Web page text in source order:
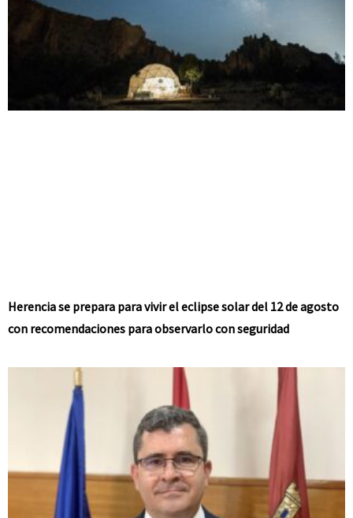
Herencia se prepara para vivir el eclipse solar del 12 de agosto
con recomendaciones para observarlo con seguridad